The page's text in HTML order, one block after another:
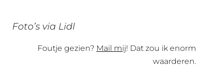
Foto’s via Lidl
Foutje gezien? Mail mij! Dat zou ik enorm
waarderen.